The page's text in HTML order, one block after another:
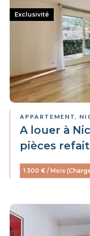
APPARTEMENT,
A louer à
pièces
1 300 € / Mois
Exclusivité